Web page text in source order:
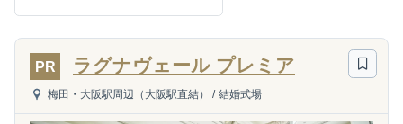
PR ラグナヴェール プレミア
梅田・大阪駅周辺（大阪駅直結） / 結婚式場